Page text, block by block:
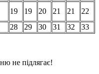
19 19 20 21 21
22
28 29 30 31 32 33
не підлягає!